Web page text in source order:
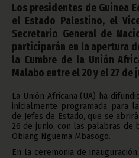
Los presidentes de Guinea
el Estado Palestino, el
Secretario General de
participarán en la apertura
la Cumbre de la Unión
Malabo entre el 20 y el 27 de
La Unión Africana (UA) ha
inicialmente programada para
de Jefes de Estado, que se
26 de junio, con las palabras de
Obiang Nguema Mbasogo.
En la ceremonia de